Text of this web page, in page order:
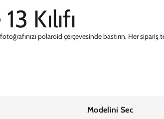
Kılıfı
polaroid çerçevesinde bastırın. Her sipariş
Modelini Sec